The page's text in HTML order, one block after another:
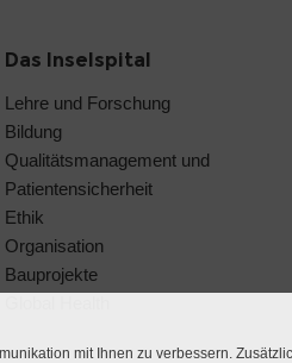
Das Inselspital
Lehre und Forschung
Bildung
Qualitätsmanagement und
Patientensicherheit
Ethik
Organisation
Bauprojekte
mit Ihnen zu verbessern.